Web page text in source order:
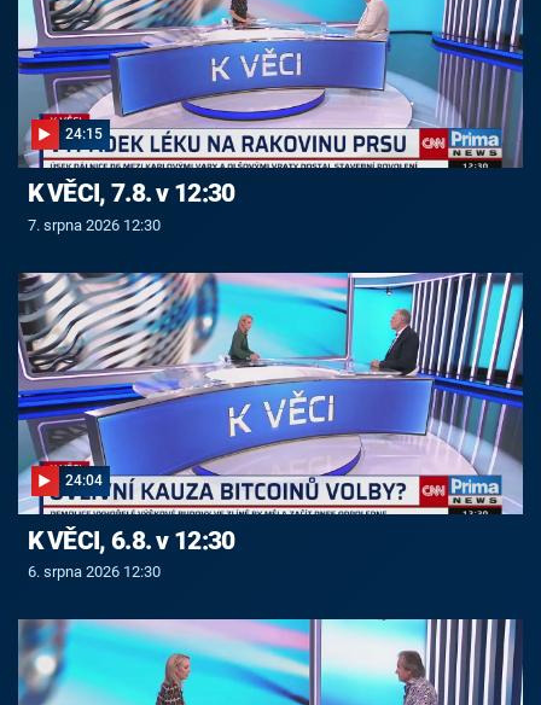
24:15
K VĚCI, 7.8. v 12:30
7. srpna 2026 12:30
24:04
K VĚCI, 6.8. v 12:30
6. srpna 2026 12:30